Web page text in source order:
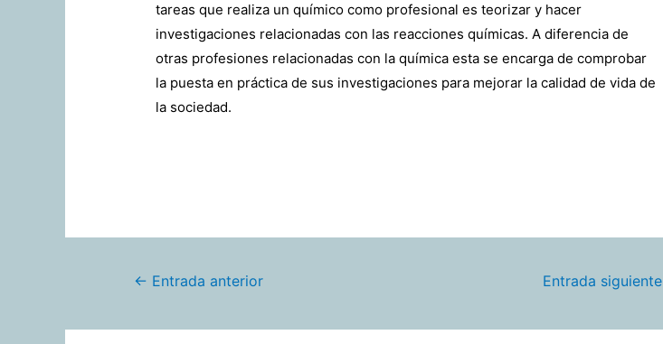
tareas que realiza un químico como profesional es teorizar y hacer
investigaciones relacionadas con las reacciones químicas. A diferencia de
otras profesiones relacionadas con la química esta se encarga de comprobar
la puesta en práctica de sus investigaciones para mejorar la calidad de vida de
la sociedad.
Navegación
← Entrada anterior Entrada siguiente